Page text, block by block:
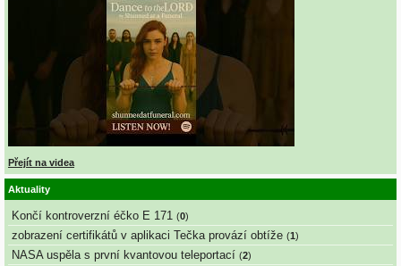
Přejít na videa
Aktuality
Končí kontroverzní éčko E 171 (0)
zobrazení certifikátů v aplikaci Tečka provází obtíže (1)
NASA uspěla s první kvantovou teleportací (2)